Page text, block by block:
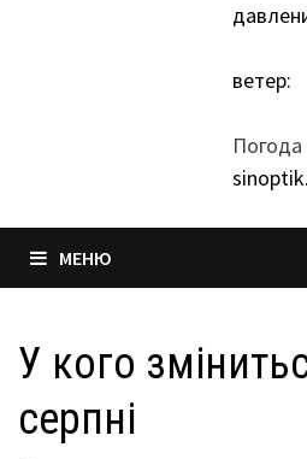
ветер:
Погода
МЕНЮ
У кого
серпні